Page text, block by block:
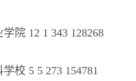
院 12 1 343 128268
校 5 5 273 154781